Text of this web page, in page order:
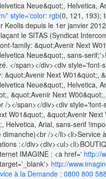
Neue&quot;, Helvetica,
' style='color: rgb(0, 121, 193);
Keolis depuis le 1er janvier
le SITAS (Syndicat
family: &quot;Avenir Next
Neue&quot;, sans-
</span></div><div
&quot;Avenir Next W01&quot;,
Neue&quot;, Helvetica,
&quot;Avenir Next
/></span></div><div
W01&quot;, &quot;Avenir
Helvetica, Arial, sans-serif
/></
:</
IMAGINE : <a href=' http://
http://
à la Demande : 0800 800